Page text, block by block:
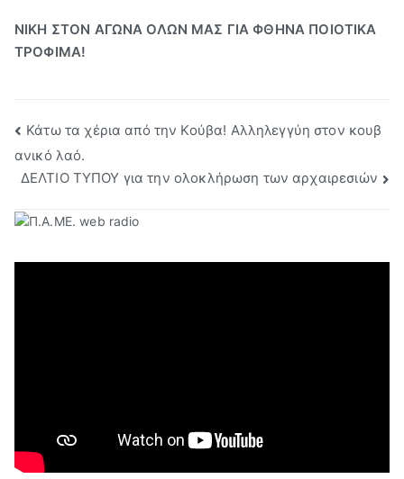
ΝΙΚΗ ΣΤΟΝ ΑΓΩΝΑ ΟΛΩΝ ΜΑΣ ΓΙΑ ΦΘΗΝΑ ΠΟΙΟΤΙΚΑ
ΤΡΟΦΙΜΑ!
Πλοήγηση
άρθρων
Κάτω τα χέρια από την Κούβα! Αλληλεγγύη στον κουβ
ανικό λαό.
ΔΕΛΤΙΟ ΤΥΠΟΥ για την ολοκλήρωση των αρχαιρεσιών